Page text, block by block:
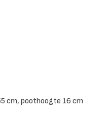
cm, poothoogte 16 cm